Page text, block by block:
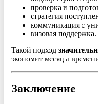
проверка и
стратегия
коммуникация с
визовая поддержка.
Такой подход
экономит месяцы
Заключение